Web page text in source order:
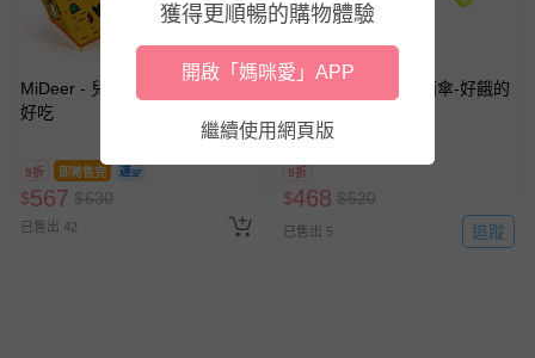
MiDeer - 兒童雨傘-你看起來好
好吃
9折 即將售完
$567 $630
已售出 42
搶購一空
MiDeer - 安全兒童雨傘-好餓的
9折
$468 $520
已售出 5 追蹤
獲得更順暢的購物體驗
開啟「媽咪愛」APP
繼續使用網頁版